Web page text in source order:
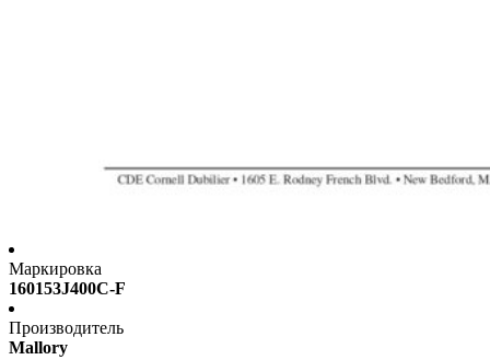
Маркировка
160153J400C-F
Производитель
Mallory